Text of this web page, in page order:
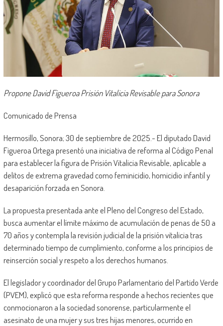
Propone David Figueroa Prisión Vitalicia Revisable para Sonora
Comunicado de Prensa
Hermosillo, Sonora; 30 de septiembre de 2025.- El diputado David
Figueroa Ortega presentó una iniciativa de reforma al Código Penal
para establecer la figura de Prisión Vitalicia Revisable, aplicable a
delitos de extrema gravedad como feminicidio, homicidio infantil y
desaparición forzada en Sonora.
La propuesta presentada ante el Pleno del Congreso del Estado,
busca aumentar el límite máximo de acumulación de penas de 50 a
70 años y contempla la revisión judicial de la prisión vitalicia tras
determinado tiempo de cumplimiento, conforme a los principios de
reinserción social y respeto a los derechos humanos.
El legislador y coordinador del Grupo Parlamentario del Partido Verde
(PVEM), explicó que esta reforma responde a hechos recientes que
conmocionaron a la sociedad sonorense, particularmente el
asesinato de una mujer y sus tres hijas menores, ocurrido en